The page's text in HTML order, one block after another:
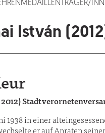
István
2012)
1938 in einer
er auf Anraten